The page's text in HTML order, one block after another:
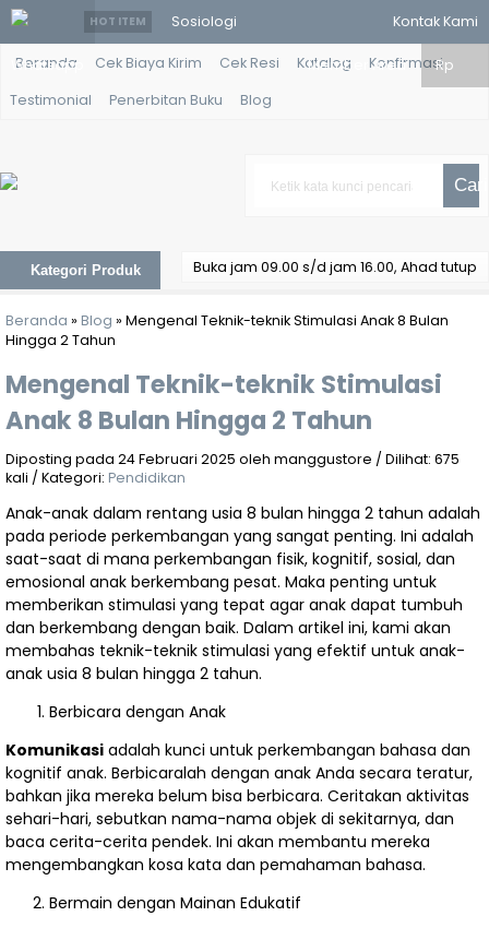
Whatsapp
HOT ITEM Sosiologi
Pedesaan
dan
Hiplunudin....
Kesehatan
Reproduksi....
Sebagai
Suatu Sistem
Perekonomian
Indones....
Sejarah
Nusantara
Zaman Hindu
Buddha....
Hukum
Kontak Kami
Member Area Rp
Beranda Cek Biaya Kirim Cek Resi Katalog
Konfirmasi
Testimonial
Penerbitan Buku Blog
Cari
Kategori Produk Buka jam 09.00 s/d jam 16.00, Ahad tutup
Beranda » Blog » Mengenal Teknik-teknik Stimulasi Anak 8 Bulan
Hingga 2 Tahun
Mengenal Teknik-teknik Stimulasi
Anak 8 Bulan Hingga 2 Tahun
Diposting pada 24 Februari 2025 oleh manggustore / Dilihat: 675
kali / Kategori: Pendidikan
Anak-anak dalam rentang usia 8 bulan hingga 2 tahun adalah
pada periode perkembangan yang sangat penting. Ini adalah
saat-saat di mana perkembangan fisik, kognitif, sosial, dan
emosional anak berkembang pesat. Maka penting untuk
memberikan stimulasi yang tepat agar anak dapat tumbuh
dan berkembang dengan baik. Dalam artikel ini, kami akan
membahas teknik-teknik stimulasi yang efektif untuk anak-
anak usia 8 bulan hingga 2 tahun.
Berbicara dengan Anak
Komunikasi adalah kunci untuk perkembangan bahasa dan
kognitif anak. Berbicaralah dengan anak Anda secara teratur,
bahkan jika mereka belum bisa berbicara. Ceritakan aktivitas
sehari-hari, sebutkan nama-nama objek di sekitarnya, dan
baca cerita-cerita pendek. Ini akan membantu mereka
mengembangkan kosa kata dan pemahaman bahasa.
Bermain dengan Mainan Edukatif